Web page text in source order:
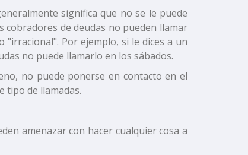
significa que no se le puede
cobradores de deudas no pueden llamar
Por ejemplo, si le dices a un
no puede llamarlo en los sábados.
no puede ponerse en contacto en el
tipo de llamadas.
amenazar con hacer cualquier cosa a